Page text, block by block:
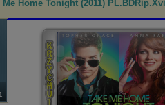
Home Tonight (2011)
1